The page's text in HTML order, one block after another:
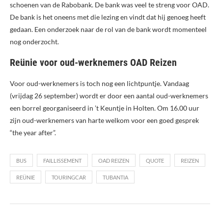
schoenen van de Rabobank. De bank was veel te streng voor OAD.
De bank is het oneens met die lezing en vindt dat hij genoeg heeft
gedaan. Een onderzoek naar de rol van de bank wordt momenteel
nog onderzocht.
Reünie voor oud-werknemers OAD Reizen
Voor oud-werknemers is toch nog een lichtpuntje. Vandaag
(vrijdag 26 september) wordt er door een aantal oud-werknemers
een borrel georganiseerd in ’t Keuntje in Holten. Om 16.00 uur
zijn oud-werknemers van harte welkom voor een goed gesprek
“the year after”.
BUS FAILLISSEMENT OAD REIZEN QUOTE REIZEN
REÜNIE TOURINGCAR TUBANTIA